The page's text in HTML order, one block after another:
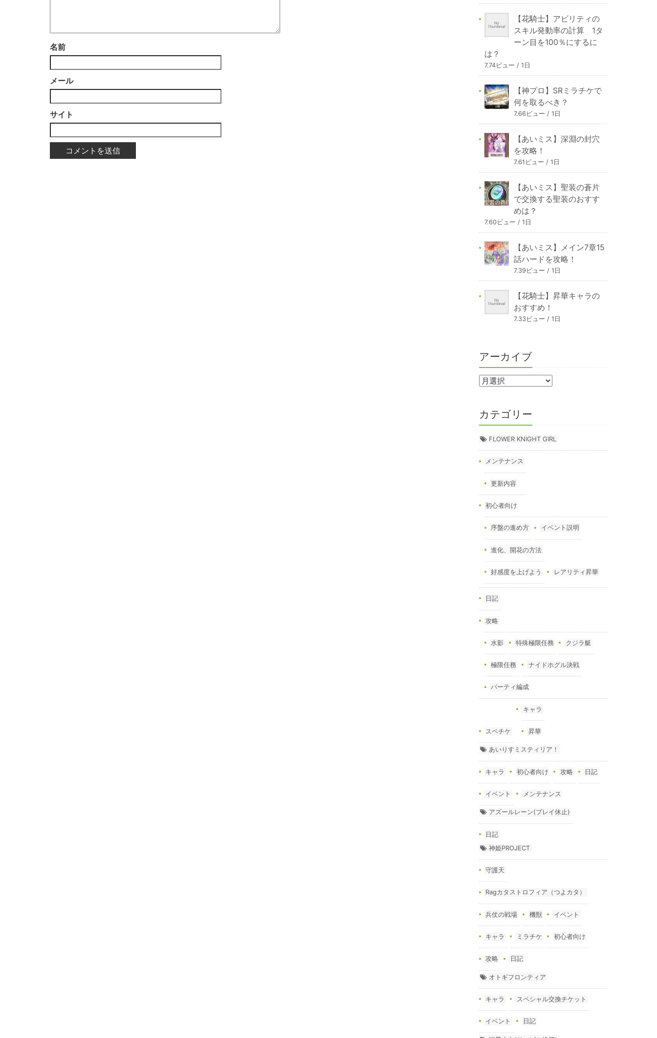
名前
メール
サイト
【花騎士】アビリティの
スキル発動率の計算 1タ
ーン目を100％にするに
は？
7.74ビュー / 1日
【神プロ】SRミラチケで
何を取るべき？
7.66ビュー / 1日
【あいミス】深淵の封穴
を攻略！
7.61ビュー / 1日
【あいミス】聖装の蒼片
で交換する聖装のおすす
めは？
7.60ビュー / 1日
【あいミス】メイン7章15
話ハードを攻略！
7.39ビュー / 1日
【花騎士】昇華キャラの
おすすめ！
7.33ビュー / 1日
アーカイブ
カテゴリー
FLOWER KNIGHT GIRL
メンテナンス
更新内容
初心者向け
序盤の進め方 イベント説明
進化、開花の方法
好感度を上げよう レアリティ昇華
日記
攻略
水影 特殊極限任務 クジラ艇
極限任務 ナイドホグル決戦
パーティ編成
スペチケ
キャラ
昇華
あいりすミスティリア！
キャラ 初心者向け 攻略 日記
イベント メンテナンス
アズールレーン(プレイ休止)
日記
神姫PROJECT
守護天
Ragカタストロフィア（つよカタ）
兵仗の戦場 機獣 イベント
キャラ ミラチケ 初心者向け
攻略 日記
オトギフロンティア
キャラ スペシャル交換チケット
イベント 日記